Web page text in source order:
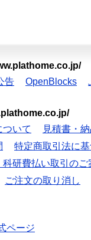
告 OpenBlocks
いて
見積書・
特定商取引法に
科研費払い取引のご
ご注文の取り消し
ページ